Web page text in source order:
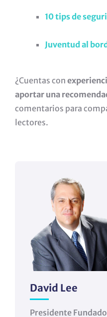
10 tips de
Juventud al
¿Cuentas con
aportar una
comentarios para
lectores.
David Lee
Presidente